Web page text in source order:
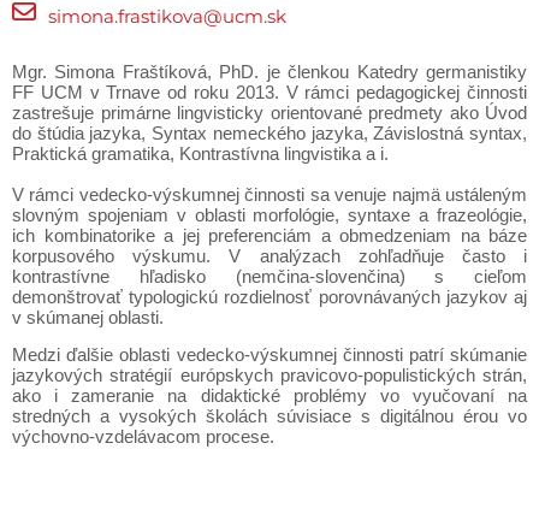
simona.frastikova@ucm.sk
Mgr. Simona Fraštíková, PhD. je členkou Katedry germanistiky
FF UCM v Trnave od roku 2013. V rámci pedagogickej činnosti
zastrešuje primárne lingvisticky orientované predmety ako Úvod
do štúdia jazyka, Syntax nemeckého jazyka, Závislostná syntax,
Praktická gramatika, Kontrastívna lingvistika a i.
V rámci vedecko-výskumnej činnosti sa venuje najmä ustáleným
slovným spojeniam v oblasti morfológie, syntaxe a frazeológie,
ich kombinatorike a jej preferenciám a obmedzeniam na báze
korpusového výskumu. V analýzach zohľadňuje často i
kontrastívne hľadisko (nemčina-slovenčina) s cieľom
demonštrovať typologickú rozdielnosť porovnávaných jazykov aj
v skúmanej oblasti.
Medzi ďalšie oblasti vedecko-výskumnej činnosti patrí skúmanie
jazykových stratégií európskych pravicovo-populistických strán,
ako i zameranie na didaktické problémy vo vyučovaní na
stredných a vysokých školách súvisiace s digitálnou érou vo
výchovno-vzdelávacom procese.